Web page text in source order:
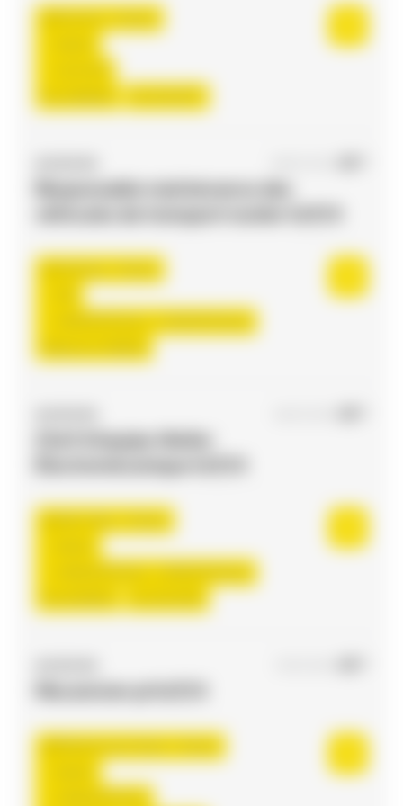
Flourens , France
12,31 €/h
Du:24/08/26
Toulouse , France
3.000,00 €/mois - 3.150,00 €/mois
Début le:17/08/26
Chef d'équipe Atelier
Saint-Jean , France
2.000,00 €/mois - 2.500,00 €/mois
Du:01/09/26 Au:31/12/26
Plaisance-du-Touch , France
2.500,00 €/mois